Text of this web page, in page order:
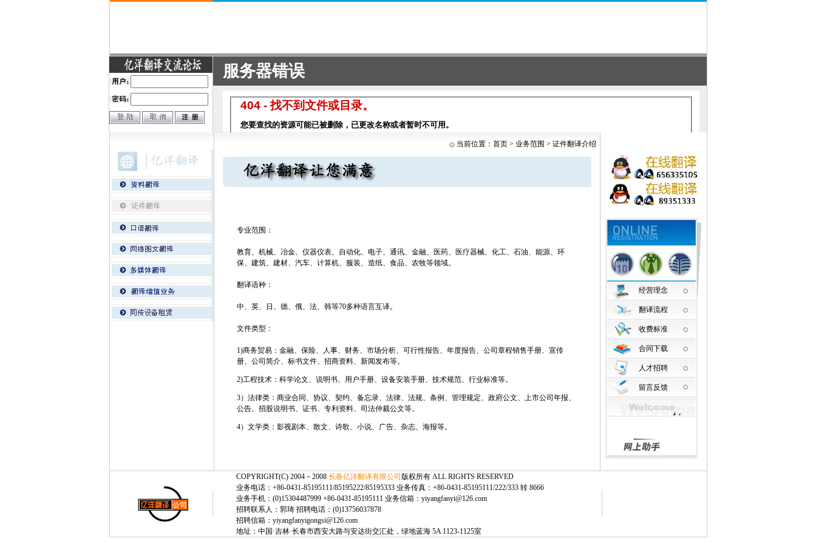
当前位置： 首页> 业务范围 > 证件翻译介绍
专业范围：
教育、机械、冶金、仪器仪表、自动化、电子、通讯、金融、医药、医疗器械、化工、石油、能源、环
保、建筑、建材、汽车、计算机、服装、造纸、食品、农牧等领域。
翻译语种：
中、英、日、德、俄、法、韩等70多种语言互译。
文件类型：
1)商务贸易：金融、保险、人事、财务、市场分析、可行性报告、年度报告、公司章程销售手册、宣传
册、公司简介、标书文件、招商资料、新闻发布等。
2)工程技术：科学论文、说明书、用户手册、设备安装手册、技术规范、行业标准等。
3）法律类：商业合同、协议、契约、备忘录、法律、法规、条例、管理规定、政府公文、上市公司年报、
公告、招股说明书、证书、专利资料、司法仲裁公文等。
4）文学类：影视剧本、散文、诗歌、小说、广告、杂志、海报等。
经营理念
翻译流程
收费标准
合同下载
人才招聘
留言反馈
COPYRIGHT(C) 2004－2008 长春亿洋翻译有限公司 版权所有 ALL RIGHTS RESERVED
业务电话：+86-0431-85195111/85195222/85195333 业务传真：+86-0431-85195111/222/333 转 8666
业务手机：(0)15304487999 +86-0431-85195111 业务信箱：yiyangfanyi@126.com
招聘联系人：郭琦 招聘电话：(0)13756037878
招聘信箱：yiyangfanyigongsi@126.com
地址：中国·吉林·长春市西安大路与安达街交汇处，绿地蓝海 5A 1123-1125室